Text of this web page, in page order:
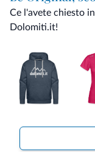
Ce l'avete chiesto
Dolomiti.it!